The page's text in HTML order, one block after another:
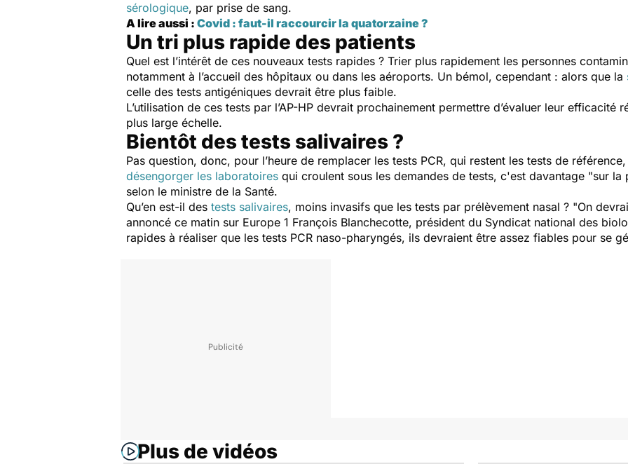
sérologique, par prise de sang.
A lire aussi : Covid : faut-il raccourcir la quatorzaine ?
Un tri plus rapide des patients
Quel est l’intérêt de ces nouveaux tests rapides ? Trier plus rapidement les personnes
notamment à l’accueil des hôpitaux ou dans les aéroports. Un bémol, cependant : alors que la
celle des tests antigéniques devrait être plus faible.
L’utilisation de ces tests par l’AP-HP devrait prochainement permettre d’évaluer leur efficacité
plus large échelle.
Bientôt des tests salivaires ?
Pas question, donc, pour l’heure de remplacer les tests PCR, qui restent les tests de
désengorger les laboratoires qui croulent sous les demandes de tests, c'est davantage "sur la
selon le ministre de la Santé.
Qu’en est-il des tests salivaires, moins invasifs que les tests par prélèvement nasal ? "On
annoncé ce matin sur Europe 1 François Blanchecotte, président du Syndicat national des
rapides à réaliser que les tests PCR naso-pharyngés, ils devraient être assez fiables pour se
Plus de vidéos